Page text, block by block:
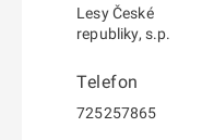
Lesy České
republiky, s.p.
Telefon
725257865